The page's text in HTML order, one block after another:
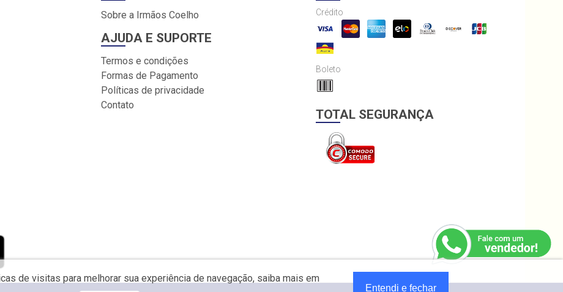
Sobre a Irmãos Coelho
AJUDA E SUPORTE
Termos e condições
Formas de Pagamento
Políticas de privacidade
Contato
Crédito
Boleto
TOTAL SEGURANÇA
de visitas para melhorar sua experiência de navegação, saiba mais em
Entendi e fechar